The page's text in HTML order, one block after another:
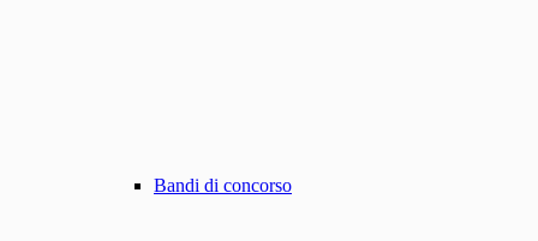
Bandi di concorso